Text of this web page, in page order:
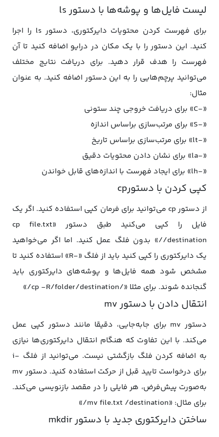
لیست فایل‌ها و پوشه‌ها با دستور ls
برای فهرست کردن محتویات دایرکتوری، دستور ls را اجرا
کنید. این دستور را با یک مکان در درایو اضافه کنید تا آن
فهرست را هدف قرار دهید. برای دریافت نتایج مختلف
می‌توانید پرچم‌هایی را به این دستور اضافه کنید. به عنوان
مثال:
«-C» برای دریافت خروجی چند ستونی
«-S» برای مرتب‌سازی براساس اندازه
«-lt» برای مرتب‌سازی براساس تاریخ
«-la» برای نشان دادن محتویات دقیق
«-lh» برای ایجاد فهرست با اندازه‌های قابل خواندن
کپی کردن با دستورcp
از دستور cp می‌توانید برای فرمان کپی استفاده کنید. اگر یک
فایل را کپی می‌کنید طبق دستور «cp file.txt
/destination/» بدون فلگ عمل کنید. اما اگر می‌خواهید
یک دایرکتوری را کپی کنید باید از فلگ «-R» استفاده کنید تا
مشخص شود همه فایل‌ها و پوشه‌های دایرکتوری باید
گنجانده شوند. برای مثلا «/cp -R/folder/destination/»
انتقال دادن با دستور mv
دستور mv برای جابه‌جایی، دقیقا مانند دستور کپی عمل
می‌کند. با این تفاوت که هنگام انتقال دایرکتوری‌ها نیازی
به اضافه کردن فلگ بازگشتی نیست. می‌توانید از فلگ -i
برای درخواست تایید قبل از حرکت استفاده کنید. دستور mv
به‌صورت پیش‌فرض، هر فایلی را در مقصد بازنویسی می‌کند.
برای مثال: «mv file.txt /destination/»
ساختن دایرکتوری جدید با دستور mkdir